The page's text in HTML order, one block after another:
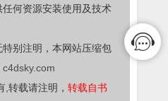
何资源安装使用及技术
别注明，本网站压缩包
c4dsky.com
转载请注明， 转载自书